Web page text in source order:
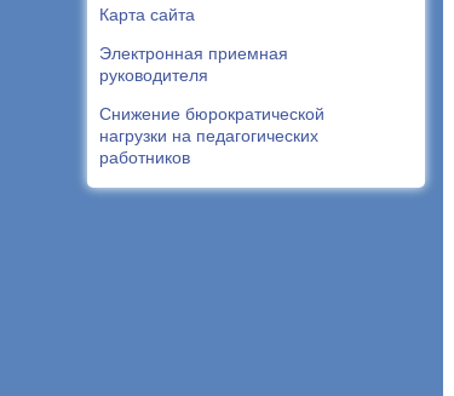
Карта сайта
Электронная приемная
руководителя
Снижение бюрократической
нагрузки на педагогических
работников